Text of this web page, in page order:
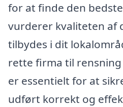
for at finde den
vurderer kvaliteten af
tilbydes i dit
rette firma til
er essentielt for at
udført korrekt og